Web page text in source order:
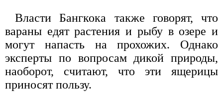
Власти Бангкока также говорят, что
вараны едят растения и рыбу в озере и
могут напасть на прохожих. Однако
эксперты по вопросам дикой природы,
наоборот, считают, что эти ящерицы
приносят пользу.